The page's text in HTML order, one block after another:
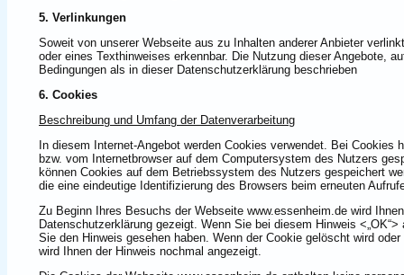
5. Verlinkungen
Soweit von unserer Webseite aus zu Inhalten anderer Anbieter
oder eines Texthinweises erkennbar. Die Nutzung dieser Angebote,
Bedingungen als in dieser Datenschutzerklärung beschrieben
6. Cookies
Beschreibung und Umfang der Datenverarbeitung
In diesem Internet-Angebot werden Cookies verwendet. Bei
bzw. vom Internetbrowser auf dem Computersystem des Nutzers
können Cookies auf dem Betriebssystem des Nutzers gespeichert
die eine eindeutige Identifizierung des Browsers beim erneuten
Zu Beginn Ihres Besuchs der Webseite www.essenheim.de wird
Datenschutzerklärung gezeigt. Wenn Sie bei diesem Hinweis
Sie den Hinweis gesehen haben. Wenn der Cookie gelöscht wird
wird Ihnen der Hinweis nochmal angezeigt.